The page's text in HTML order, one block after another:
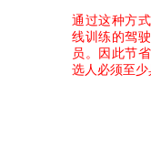
通过这种方
线训练的驾
员。因此节
选人必须至少